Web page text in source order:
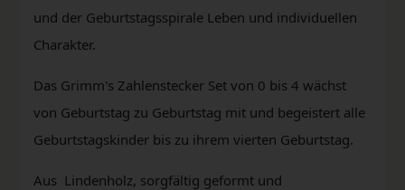
und der Geburtstagsspirale Leben und individuellen
Charakter.
Das Grimm's Zahlenstecker Set von 0 bis 4 wächst
von Geburtstag zu Geburtstag mit und begeistert alle
Geburtstagskinder bis zu ihrem vierten Geburtstag.
Aus Lindenholz, sorgfältig geformt und